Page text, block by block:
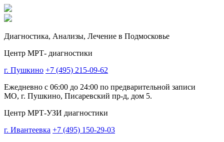
Диагностика, Анализы, Лечение в Подмосковье
Центр МРТ- диагностики
г. Пушкино +7 (495) 215-09-62
Ежедневно с 06:00 до 24:00 по предварительной записи
МО, г. Пушкино, Писаревский пр-д, дом 5.
Центр МРТ-УЗИ диагностики
г. Ивантеевка +7 (495) 150-29-03